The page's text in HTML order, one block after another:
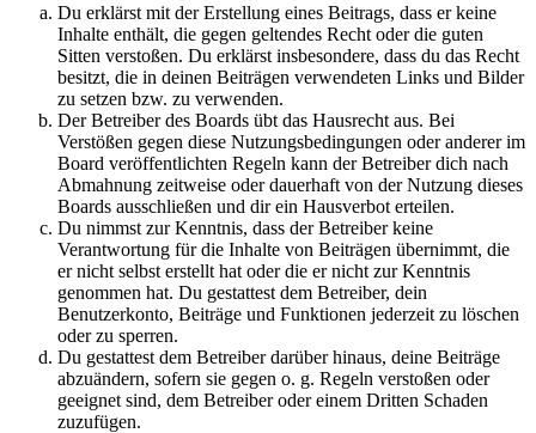
Du erklärst mit der Erstellung eines Beitrags, dass er keine
Inhalte enthält, die gegen geltendes Recht oder die guten
Sitten verstoßen. Du erklärst insbesondere, dass du das Recht
besitzt, die in deinen Beiträgen verwendeten Links und Bilder
zu setzen bzw. zu verwenden.
Der Betreiber des Boards übt das Hausrecht aus. Bei
Verstößen gegen diese Nutzungsbedingungen oder anderer im
Board veröffentlichten Regeln kann der Betreiber dich nach
Abmahnung zeitweise oder dauerhaft von der Nutzung dieses
Boards ausschließen und dir ein Hausverbot erteilen.
Du nimmst zur Kenntnis, dass der Betreiber keine
Verantwortung für die Inhalte von Beiträgen übernimmt, die
er nicht selbst erstellt hat oder die er nicht zur Kenntnis
genommen hat. Du gestattest dem Betreiber, dein
Benutzerkonto, Beiträge und Funktionen jederzeit zu löschen
oder zu sperren.
Du gestattest dem Betreiber darüber hinaus, deine Beiträge
abzuändern, sofern sie gegen o. g. Regeln verstoßen oder
geeignet sind, dem Betreiber oder einem Dritten Schaden
zuzufügen.